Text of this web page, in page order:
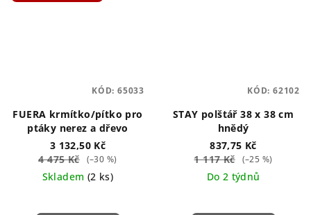
FUERA krmítko/pítko pro
ptáky nerez a dřevo
3 132,50 Kč
4 475 Kč
(–30 %)
Skladem (2 ks)
KÓD: 65033
STAY polštář 38 x 38 cm
hnědý
837,75 Kč
1 117 Kč
(–25 %)
Do 2 týdnů
KÓD: 62102